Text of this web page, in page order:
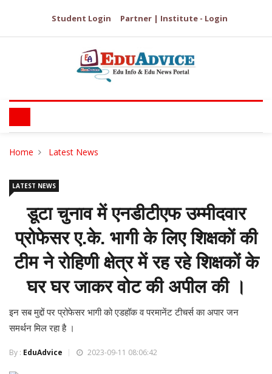
Student Login Partner | Institute - Login
Home Latest News
LATEST NEWS
डूटा चुनाव में एनडीटीएफ उम्मीदवार
प्रोफेसर ए.के. भागी के लिए शिक्षकों की
टीम ने रोहिणी क्षेत्र में रह रहे शिक्षकों के
घर घर जाकर वोट की अपील की ।
इन सब मुद्दों पर प्रोफेसर भागी को एडहॉक व परमानेंट टीचर्स का अपार जन
समर्थन मिल रहा है ।
By : EduAdvice 2023-09-11 08:06:42